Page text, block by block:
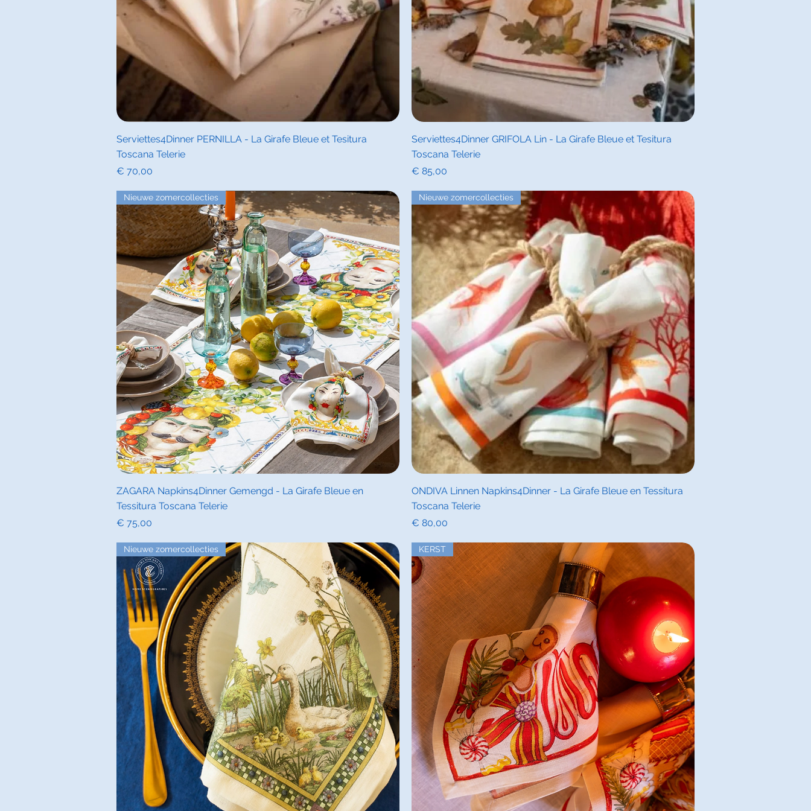
Snel overzicht
Serviettes4Dinner PERNILLA - La Girafe Bleue et Tesitura
Toscana Telerie
Prijs
€ 70,00
Snel overzicht
Serviettes4Dinner GRIFOLA Lin - La Girafe Bleue et Tesitura
Toscana Telerie
Prijs
€ 85,00
Snel overzicht
Nieuwe zomercollecties
ZAGARA Napkins4Dinner Gemengd - La Girafe Bleue en
Tessitura Toscana Telerie
Prijs
€ 75,00
Snel overzicht
Nieuwe zomercollecties
ONDIVA Linnen Napkins4Dinner - La Girafe Bleue en Tessitura
Toscana Telerie
Prijs
€ 80,00
Nieuwe zomercollecties KERST